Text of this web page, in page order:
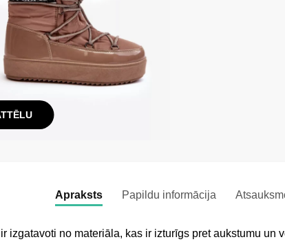
Apraksts Papildu informācija
izgatavoti no materiāla, kas ir izturīgs pret aukstumu un